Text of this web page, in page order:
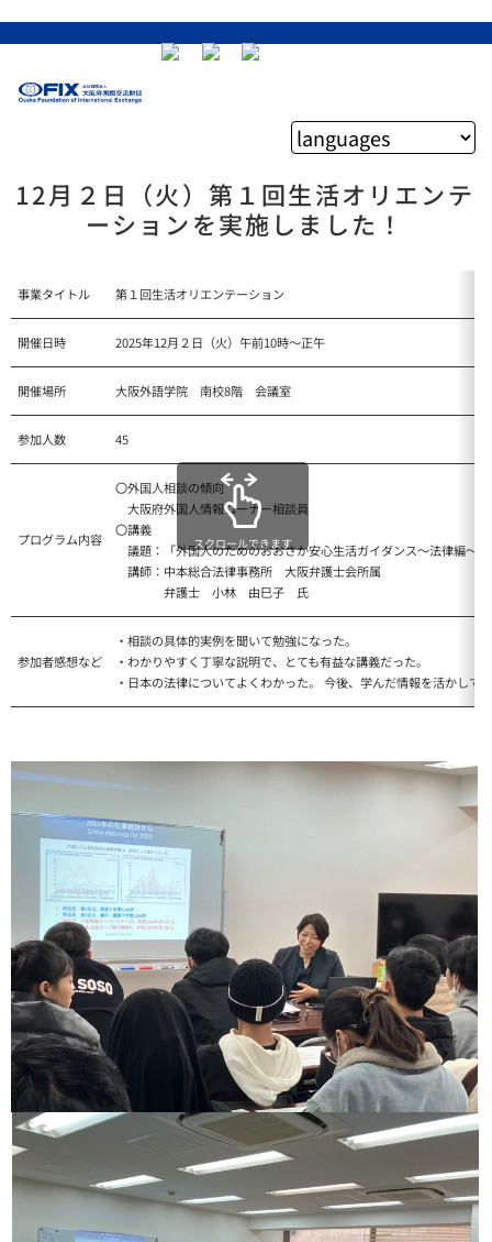
12月２日（火）第１回生活オリエンテ
ーションを実施しました！
事業タイトル 第１回生活オリエンテーション
開催日時 2025年12月２日（火）午前10時～正午
開催場所 大阪外語学院 南校8階 会議室
参加人数 45
プログラム内容
〇外国人相談の傾向
大阪府外国人情報コーナー相談員
〇講義
議題：「外国人のためのおおさか安心生活ガイダンス～法律編
講師：中本総合法律事務所 大阪弁護士会所属
弁護士 小林 由巳子 氏
参加者感想など
・相談の具体的実例を聞いて勉強になった。
・わかりやすく丁寧な説明で、とても有益な講義だった。
・日本の法律についてよくわかった。 今後、学んだ情報を活かして
スクロールできます